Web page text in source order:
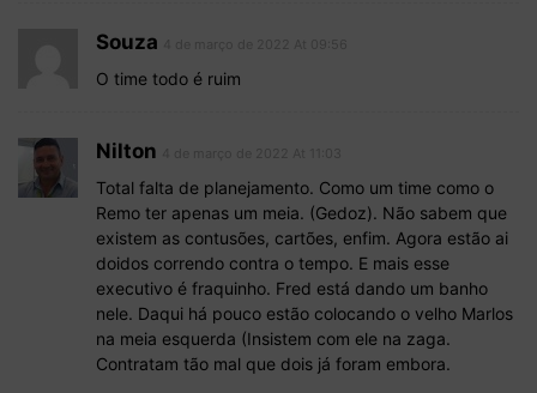
Souza
O time todo é ruim
Nilton
Total falta de planejamento. Como um time como o
Remo ter apenas um meia. (Gedoz). Não sabem que
existem as contusões, cartões, enfim. Agora estão ai
doidos correndo contra o tempo. E mais esse
executivo é fraquinho. Fred está dando um banho
nele. Daqui há pouco estão colocando o velho Marlos
na meia esquerda (Insistem com ele na zaga.
Contratam tão mal que dois já foram embora.